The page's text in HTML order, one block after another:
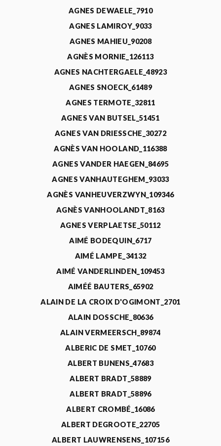
AGNES DEWAELE_7910
AGNES LAMIROY_9033
AGNES MAHIEU_90208
AGNÈS MORNIE_126113
AGNES NACHTERGAELE_48923
AGNES SNOECK_61489
AGNES TERMOTE_32811
AGNES VAN BUTSEL_51451
AGNES VAN DRIESSCHE_30272
AGNÈS VAN HOOLAND_116388
AGNES VANDER HAEGEN_84695
AGNES VANHAUTEGHEM_93033
AGNÈS VANHEUVERZWYN_109346
AGNÈS VANHOOLANDT_8163
AGNES VERPLAETSE_50112
AIMÉ BODEQUIN_6717
AIMÉ LAMPE_34132
AIMÉ VANDERLINDEN_109453
AIMÉÉ BAUTERS_65902
ALAIN DE LA CROIX D'OGIMONT_2701
ALAIN DOSSCHE_80636
ALAIN VERMEERSCH_89874
ALBERIC DE SMET_10760
ALBERT BIJNENS_47683
ALBERT BRADT_58889
ALBERT BRADT_58896
ALBERT CROMBÉ_16086
ALBERT DEGROOTE_22705
ALBERT LAUWRENSENS_107156